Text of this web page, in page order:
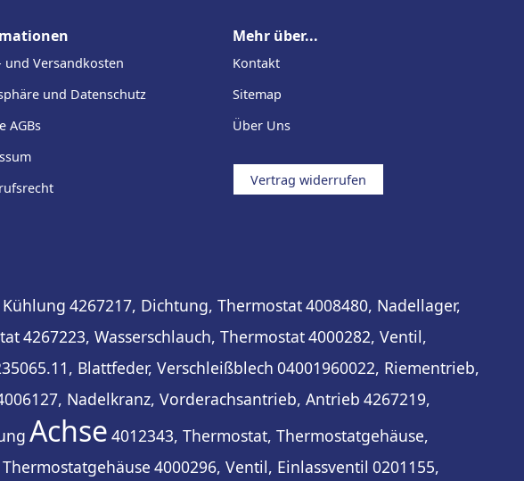
und Versandkosten
und Datenschutz
AGBs
Mehr über...
Kontakt
Sitemap
Über Uns
Vertrag widerrufen
Kühlung 4267217, Dichtung, Thermostat4008480, Nadellager,
4267223, Wasserschlauch, Thermostat4000282, Ventil,
Blattfeder, Verschleißblech 04001960022, Riementrieb,
Nadelkranz, Vorderachsantrieb, Antrieb 4267219,
Achse 4012343, Thermostat, Thermostatgehäuse,
4000296, Ventil, Einlassventil 0201155,